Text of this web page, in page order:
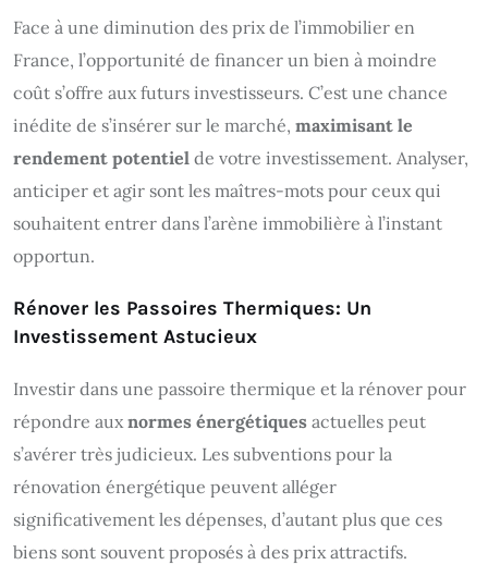
Face à une diminution des prix de l’immobilier en
France, l’opportunité de financer un bien à moindre
coût s’offre aux futurs investisseurs. C’est une chance
inédite de s’insérer sur le marché, maximisant le
rendement potentiel de votre investissement. Analyser,
anticiper et agir sont les maîtres-mots pour ceux qui
souhaitent entrer dans l’arène immobilière à l’instant
opportun.
Rénover les Passoires Thermiques: Un
Investissement Astucieux
Investir dans une passoire thermique et la rénover pour
répondre auxnormes énergétiques actuelles peut
s’avérer très judicieux. Les subventions pour la
rénovation énergétique peuvent alléger
significativement les dépenses, d’autant plus que ces
biens sont souvent proposés à des prix attractifs.